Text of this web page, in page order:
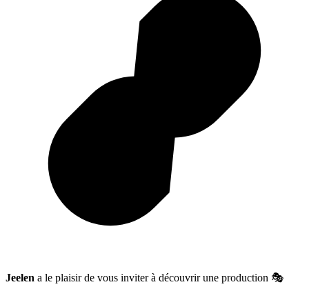
Jeelen a le plaisir de vous inviter à découvrir une production 🎭